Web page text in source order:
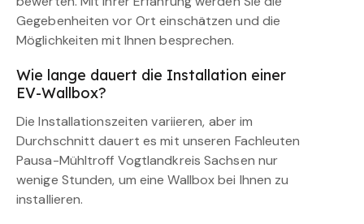
Gegebenheiten vor Ort einschätzen und die
Möglichkeiten mit Ihnen besprechen.
Wie lange dauert die Installation einer
EV-Wallbox?
Die Installationszeiten variieren, aber im
Durchschnitt dauert es mit unseren Fachleuten
Pausa-Mühltroff Vogtlandkreis Sachsen nur
wenige Stunden, um eine Wallbox bei Ihnen zu
installieren.